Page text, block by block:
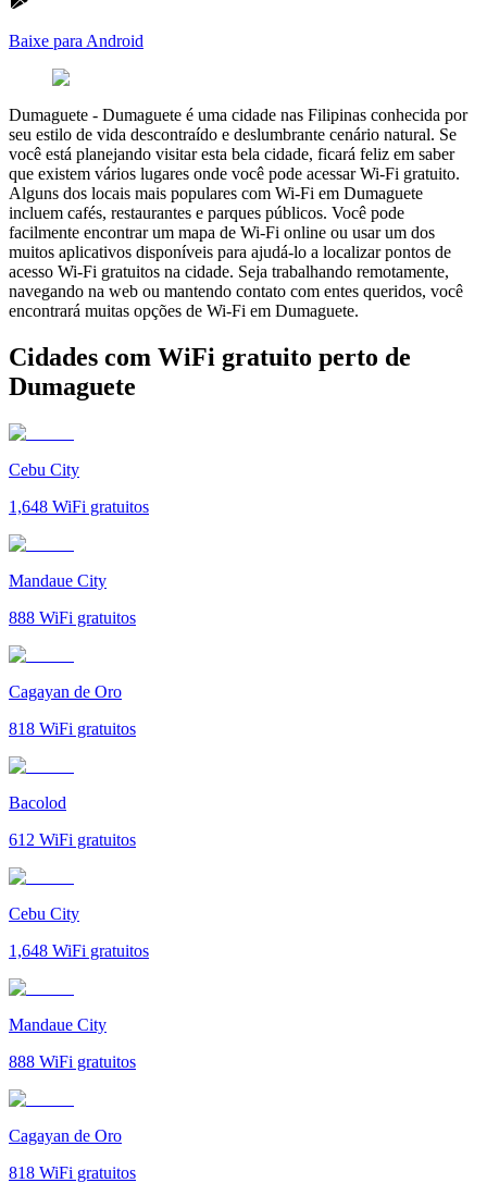
Baixe para Android
Dumaguete - Dumaguete é uma cidade nas Filipinas conhecida por
seu estilo de vida descontraído e deslumbrante cenário natural. Se
você está planejando visitar esta bela cidade, ficará feliz em saber
que existem vários lugares onde você pode acessar Wi-Fi gratuito.
Alguns dos locais mais populares com Wi-Fi em Dumaguete
incluem cafés, restaurantes e parques públicos. Você pode
facilmente encontrar um mapa de Wi-Fi online ou usar um dos
muitos aplicativos disponíveis para ajudá-lo a localizar pontos de
acesso Wi-Fi gratuitos na cidade. Seja trabalhando remotamente,
navegando na web ou mantendo contato com entes queridos, você
encontrará muitas opções de Wi-Fi em Dumaguete.
Cidades com WiFi gratuito perto de
Dumaguete
Cebu City
1,648 WiFi gratuitos
Mandaue City
888 WiFi gratuitos
Cagayan de Oro
818 WiFi gratuitos
Bacolod
612 WiFi gratuitos
Cebu City
1,648 WiFi gratuitos
Mandaue City
888 WiFi gratuitos
Cagayan de Oro
818 WiFi gratuitos